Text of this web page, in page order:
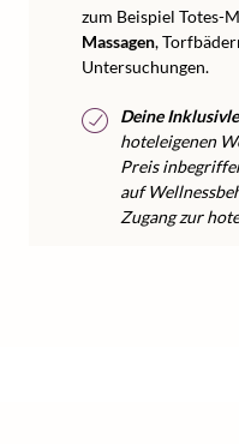
zum Beispiel Totes-
Massagen,
Untersuchungen.
Deine
hoteleigenen
Preis
auf
Zugang zur